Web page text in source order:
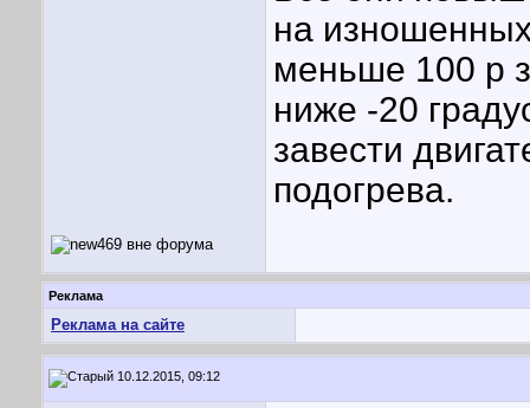
на
меньше 100 р
ниже -20
завести
подогрева.
Реклама
Реклама на сайте
10.12.2015, 09:12